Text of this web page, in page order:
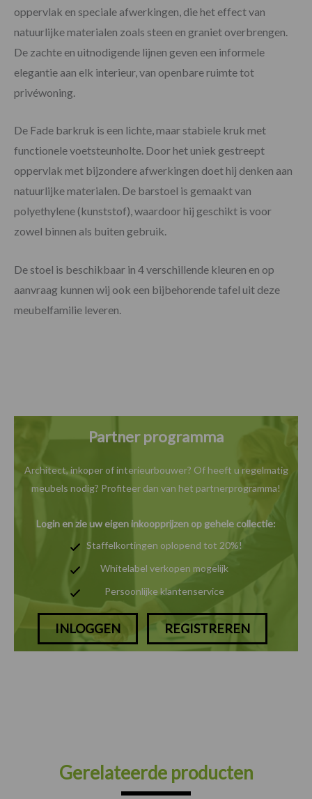
oppervlak en speciale afwerkingen, die het effect van
natuurlijke materialen zoals steen en graniet overbrengen.
De zachte en uitnodigende lijnen geven een informele
elegantie aan elk interieur, van openbare ruimte tot
privéwoning.
De Fade barkruk is een lichte, maar stabiele kruk met
functionele voetsteunholte. Door het uniek gestreept
oppervlak met bijzondere afwerkingen doet hij denken aan
natuurlijke materialen. De barstoel is gemaakt van
polyethylene (kunststof), waardoor hij geschikt is voor
zowel binnen als buiten gebruik.
De stoel is beschikbaar in 4 verschillende kleuren en op
aanvraag kunnen wij ook een bijbehorende tafel uit deze
meubelfamilie leveren.
Partner programma
Architect, inkoper of interieurbouwer? Of heeft u regelmatig
meubels nodig? Profiteer dan van het partnerprogramma!
Login en zie uw eigen inkoopprijzen op gehele collectie:
Staffelkortingen oplopend tot 20%!
Whitelabel verkopen mogelijk
Persoonlijke klantenservice
INLOGGEN REGISTREREN
Gerelateerde producten